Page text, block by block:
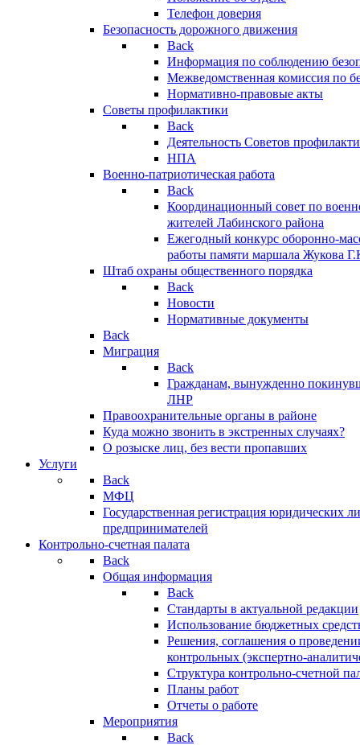
Телефон доверия
Безопасность дорожного движения
Back
Информация по соблюдению
Межведомственная комиссия по
Нормативно-правовые акты
Советы профилактики
Back
Деятельность Советов
НПА
Военно-патриотическая работа
Back
Координационный совет по
жителей Лабинского района
Ежегодный конкурс оборонно-
работы памяти маршала Жукова
Штаб охраны общественного порядка
Back
Новости
Нормативные документы
Back
Миграция
Back
Гражданам, вынужденно
ЛНР
Правоохранительные органы в районе
Куда можно звонить в экстренных случаях?
О розыске лиц, без вести пропавших
Услуги
Back
МФЦ
Государственная регистрация юридических
предпринимателей
Контрольно-счетная палата
Back
Общая информация
Back
Стандарты в актуальной редакции
Использование бюджетных
Решения, соглашения о
контрольных (экспертно-
Структура контрольно-счетной
Планы работ
Отчеты о работе
Мероприятия
Back